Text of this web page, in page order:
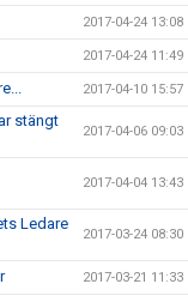
2017-04-24 13:08
2017-04-24 11:49
2017-04-10 15:57
stängt
2017-04-06 09:03
2017-04-04 13:43
Ledare
2017-03-24 08:30
2017-03-21 11:33